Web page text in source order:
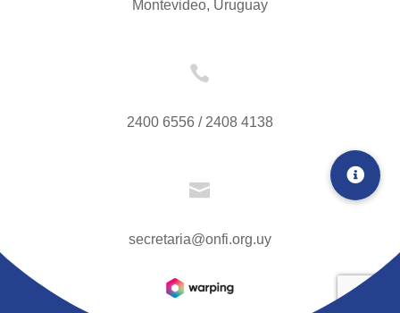
Montevideo, Uruguay

2400 6556 / 2408 4138

secretaria@onfi.org.uy